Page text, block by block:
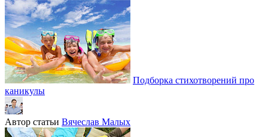
Подборка стихотворений про
каникулы
Автор статьи Вячеслав Малых